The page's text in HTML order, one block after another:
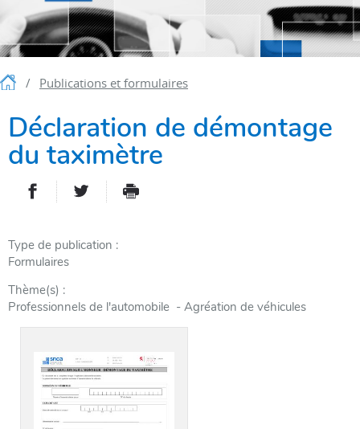
AccueilPublications et formulaires
Déclaration de démontage
du taximètre
PARTAGER SUR FACEBOOK
PARTAGER SUR TWITTER
IMPRIMER
Type de publication
Formulaires
Thème(s)
Professionnels de l'automobile - Agréation de véhicules